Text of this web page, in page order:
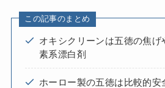
この記事のまとめ
オキシクリーンは五徳の焦げ
素系漂白剤
ホーロー製の五徳は比較的安